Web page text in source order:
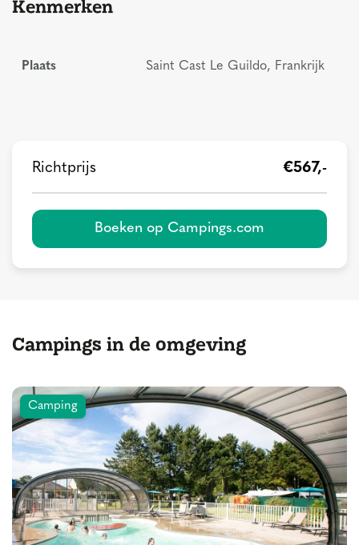
Kenmerken
Plaats Saint Cast Le Guildo, Frankrijk
Richtprijs €567,-
Boeken op Campings.com
Campings in de omgeving
Camping